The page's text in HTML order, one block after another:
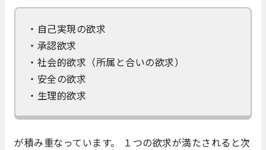
・自己実現の欲求
・承認欲求
・社会的欲求（所属と合いの欲求）
・安全の欲求
・生理的欲求
が積み重なっています。 １つの欲求が満たされると次